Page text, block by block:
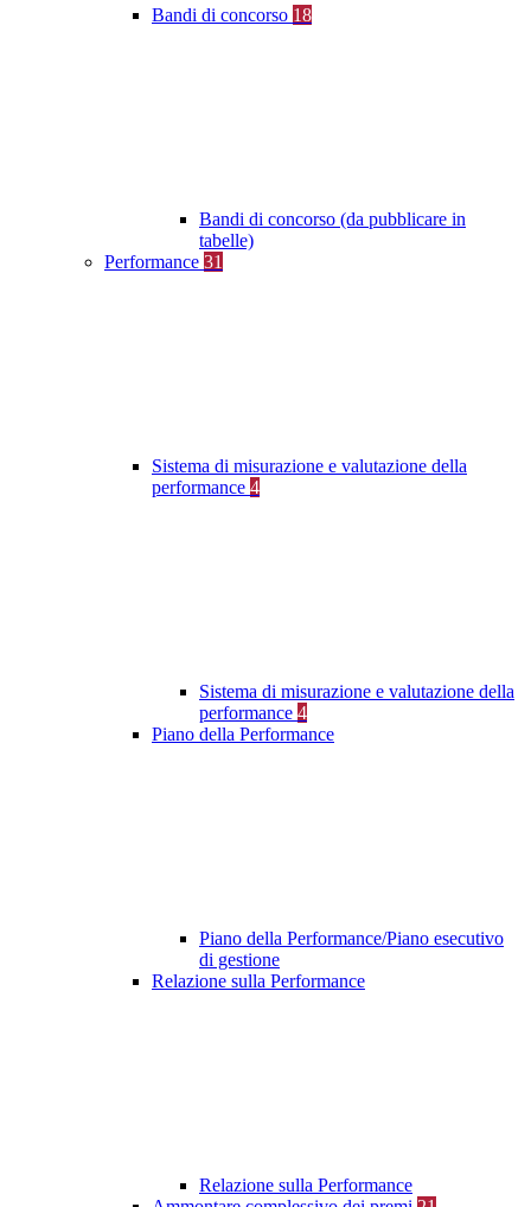
Bandi di concorso 18
Bandi di concorso (da pubblicare in
tabelle)
Performance 31
Sistema di misurazione e valutazione della
performance 4
Sistema di misurazione e valutazione della
performance 4
Piano della Performance
Piano della Performance/Piano esecutivo
di gestione
Relazione sulla Performance
Relazione sulla Performance